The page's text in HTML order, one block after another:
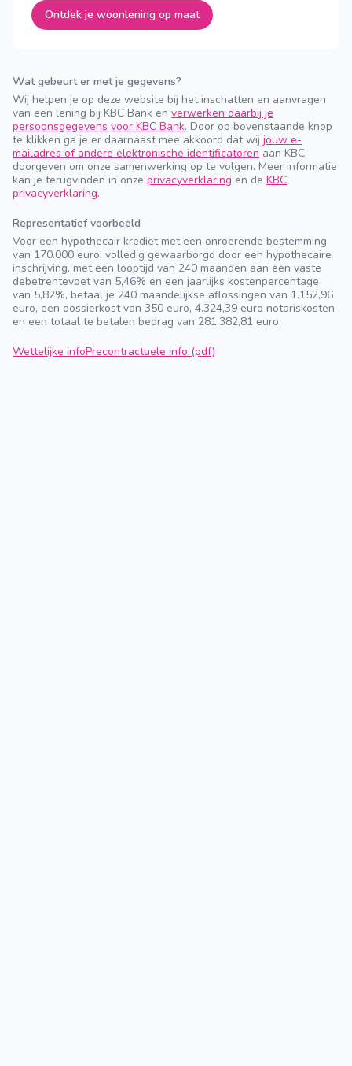
Ontdek je woonlening op maat
Wat gebeurt er met je gegevens?
Wij helpen je op deze website bij het inschatten en aanvragen
van een lening bij KBC Bank en verwerken daarbij je
persoonsgegevens voor KBC Bank. Door op bovenstaande knop
te klikken ga je er daarnaast mee akkoord dat wij jouw e-
mailadres of andere elektronische identificatoren aan KBC
doorgeven om onze samenwerking op te volgen. Meer informatie
kan je terugvinden in onze privacyverklaring en de KBC
privacyverklaring.
Representatief voorbeeld
Voor een hypothecair krediet met een onroerende bestemming
van 170.000 euro, volledig gewaarborgd door een hypothecaire
inschrijving, met een looptijd van 240 maanden aan een vaste
debetrentevoet van 5,46% en een jaarlijks kostenpercentage
van 5,82%, betaal je 240 maandelijkse aflossingen van 1.152,96
euro, een dossierkost van 350 euro, 4.324,39 euro notariskosten
en een totaal te betalen bedrag van 281.382,81 euro.
Wettelijke infoPrecontractuele info (pdf)